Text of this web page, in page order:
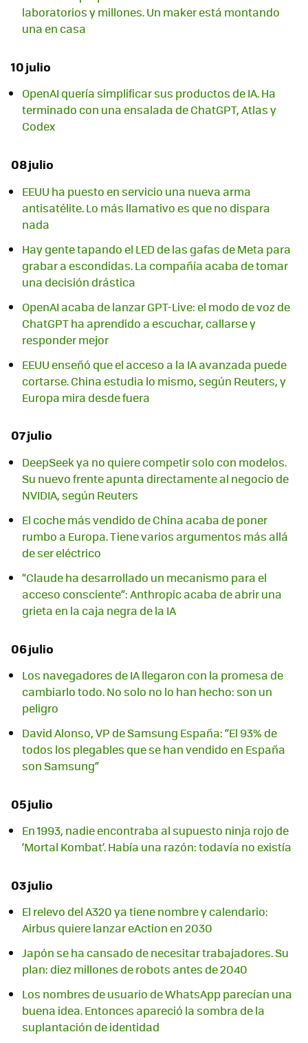
laboratorios y millones. Un maker está montando
una en casa
10 julio
OpenAI quería simplificar sus productos de IA. Ha
terminado con una ensalada de ChatGPT, Atlas y
Codex
08 julio
EEUU ha puesto en servicio una nueva arma
antisatélite. Lo más llamativo es que no dispara
nada
Hay gente tapando el LED de las gafas de Meta para
grabar a escondidas. La compañía acaba de tomar
una decisión drástica
OpenAI acaba de lanzar GPT-Live: el modo de voz de
ChatGPT ha aprendido a escuchar, callarse y
responder mejor
EEUU enseñó que el acceso a la IA avanzada puede
cortarse. China estudia lo mismo, según Reuters, y
Europa mira desde fuera
07 julio
DeepSeek ya no quiere competir solo con modelos.
Su nuevo frente apunta directamente al negocio de
NVIDIA, según Reuters
El coche más vendido de China acaba de poner
rumbo a Europa. Tiene varios argumentos más allá
de ser eléctrico
“Claude ha desarrollado un mecanismo para el
acceso consciente”: Anthropic acaba de abrir una
grieta en la caja negra de la IA
06 julio
Los navegadores de IA llegaron con la promesa de
cambiarlo todo. No solo no lo han hecho: son un
peligro
David Alonso, VP de Samsung España: “El 93% de
todos los plegables que se han vendido en España
son Samsung”
05 julio
En 1993, nadie encontraba al supuesto ninja rojo de
‘Mortal Kombat’. Había una razón: todavía no existía
03 julio
El relevo del A320 ya tiene nombre y calendario:
Airbus quiere lanzar eAction en 2030
Japón se ha cansado de necesitar trabajadores. Su
plan: diez millones de robots antes de 2040
Los nombres de usuario de WhatsApp parecían una
buena idea. Entonces apareció la sombra de la
suplantación de identidad